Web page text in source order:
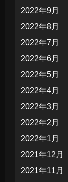
2022年9月
2022年8月
2022年7月
2022年6月
2022年5月
2022年4月
2022年3月
2022年2月
2022年1月
2021年12月
2021年11月